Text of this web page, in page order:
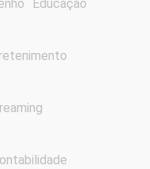
Educação